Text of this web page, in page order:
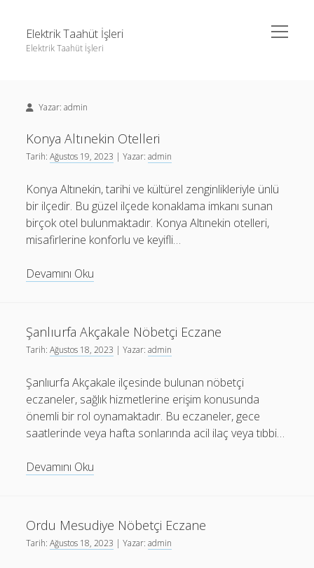
Elektrik Taahüt İşleri
Elektrik Taahüt İşleri
menüyü
aç
Liste
Sayfa Listesi
Tiktok Takipçi Hilesi Şifresiz
Ücretsiz Instagram Bayan Takipçi Hilesi
Instagram Gizli Story İzleme
Sayfa Listesi
Tiktok Takipçi Hilesi Şifresiz
Ücretsiz Instagram Bayan Takipçi Hilesi
Yazar:admin
Konya Altınekin Otelleri
Tarih:Ağustos 19, 2023 | Yazar:admin
Konya Altınekin, tarihi ve kültürel zenginlikleriyle ünlü
bir ilçedir. Bu güzel ilçede konaklama imkanı sunan
birçok otel bulunmaktadır. Konya Altınekin otelleri,
misafirlerine konforlu ve keyifli…
Devamını Oku
Şanlıurfa Akçakale Nöbetçi Eczane
Tarih:Ağustos 18, 2023 | Yazar:admin
Şanlıurfa Akçakale ilçesinde bulunan nöbetçi
eczaneler, sağlık hizmetlerine erişim konusunda
önemli bir rol oynamaktadır. Bu eczaneler, gece
saatlerinde veya hafta sonlarında acil ilaç veya tıbbi…
Devamını Oku
Eczane
Ordu Mesudiye Nöbetçi Eczane
Tarih:Ağustos 18, 2023 | Yazar:admin